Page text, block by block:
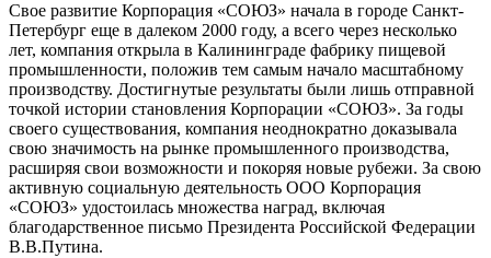
Свое развитие Корпорация «СОЮЗ» начала в городе Санкт-
Петербург еще в далеком 2000 году, а всего через несколько
лет, компания открыла в Калининграде фабрику пищевой
промышленности, положив тем самым начало масштабному
производству. Достигнутые результаты были лишь отправной
точкой истории становления Корпорации «СОЮЗ». За годы
своего существования, компания неоднократно доказывала
свою значимость на рынке промышленного производства,
расширяя свои возможности и покоряя новые рубежи. За свою
активную социальную деятельность ООО Корпорация
«СОЮЗ» удостоилась множества наград, включая
благодарственное письмо Президента Российской Федерации
В.В.Путина.